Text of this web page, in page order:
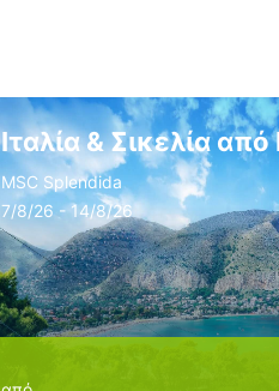
Ιταλία & Σικελία
MSC Splendida
7/8/26 - 14/8/26